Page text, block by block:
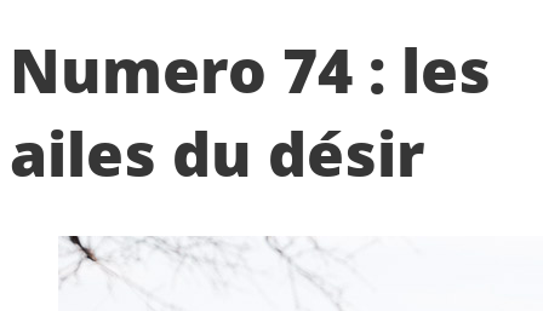
Numero 74 : les
ailes du désir